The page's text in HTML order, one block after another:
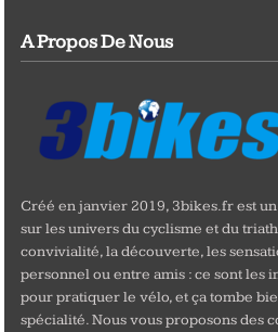
A Propos De Nous
Créé en janvier 2019, 3bikes.fr est
sur les univers du cyclisme et du
convivialité, la découverte, les
personnel ou entre amis : ce sont les
pour pratiquer le vélo, et ça tombe
spécialité. Nous vous proposons des